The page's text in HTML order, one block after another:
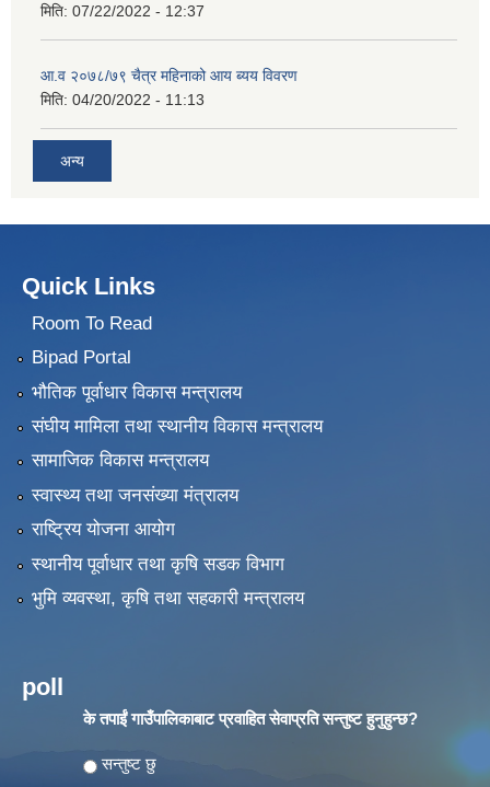
मिति: 07/22/2022 - 12:37
आ.व २०७८/७९ चैत्र महिनाको आय ब्यय विवरण
मिति: 04/20/2022 - 11:13
अन्य
Quick Links
Room To Read
Bipad Portal
भौतिक पूर्वाधार विकास मन्त्रालय
संघीय मामिला तथा स्थानीय विकास मन्त्रालय
सामाजिक विकास मन्त्रालय
स्वास्थ्य तथा जनसंख्या मंत्रालय
राष्ट्रिय योजना आयोग
स्थानीय पूर्वाधार तथा कृषि सडक विभाग
भुमि व्यवस्था, कृषि तथा सहकारी मन्त्रालय
poll
के तपाईं गाउँपालिकाबाट प्रवाहित सेवाप्रति सन्तुष्ट हुनुहुन्छ?
Choices
सन्तुष्ट छु